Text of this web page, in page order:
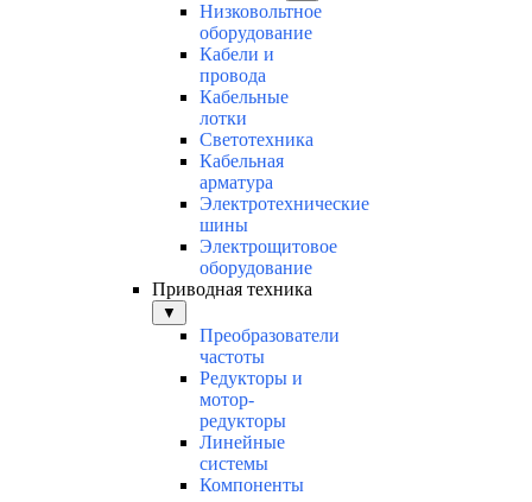
Низковольтное
оборудование
Кабели и
провода
Кабельные
лотки
Светотехника
Кабельная
арматура
Электротехнические
шины
Электрощитовое
оборудование
Приводная техника
▼
Преобразователи
частоты
Редукторы и
мотор-
редукторы
Линейные
системы
Компоненты